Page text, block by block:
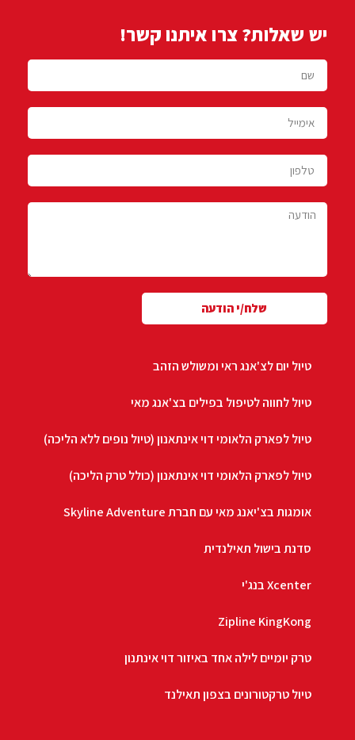
טיול יום לצ'אנג ראי ומשולש הזהב
טיול לחווה לטיפול בפילים בצ'אנג מאי
טיול לפארק הלאומי דוי אינתאנון (טיול נופים ללא הליכה)
טיול לפארק הלאומי דוי אינתאנון (כולל טרק הליכה)
אומגות בצ'יאנג מאי עם חברת Skyline Adventure
סדנת בישול תאילנדית
Xcenter בנג'י
Zipline KingKong
טרק יומיים לילה אחד באיזור דוי אינתנון
טיול טרקטורונים בצפון תאילנד
יש שאלות? צרו איתנו קשר!
שלח/י הודעה